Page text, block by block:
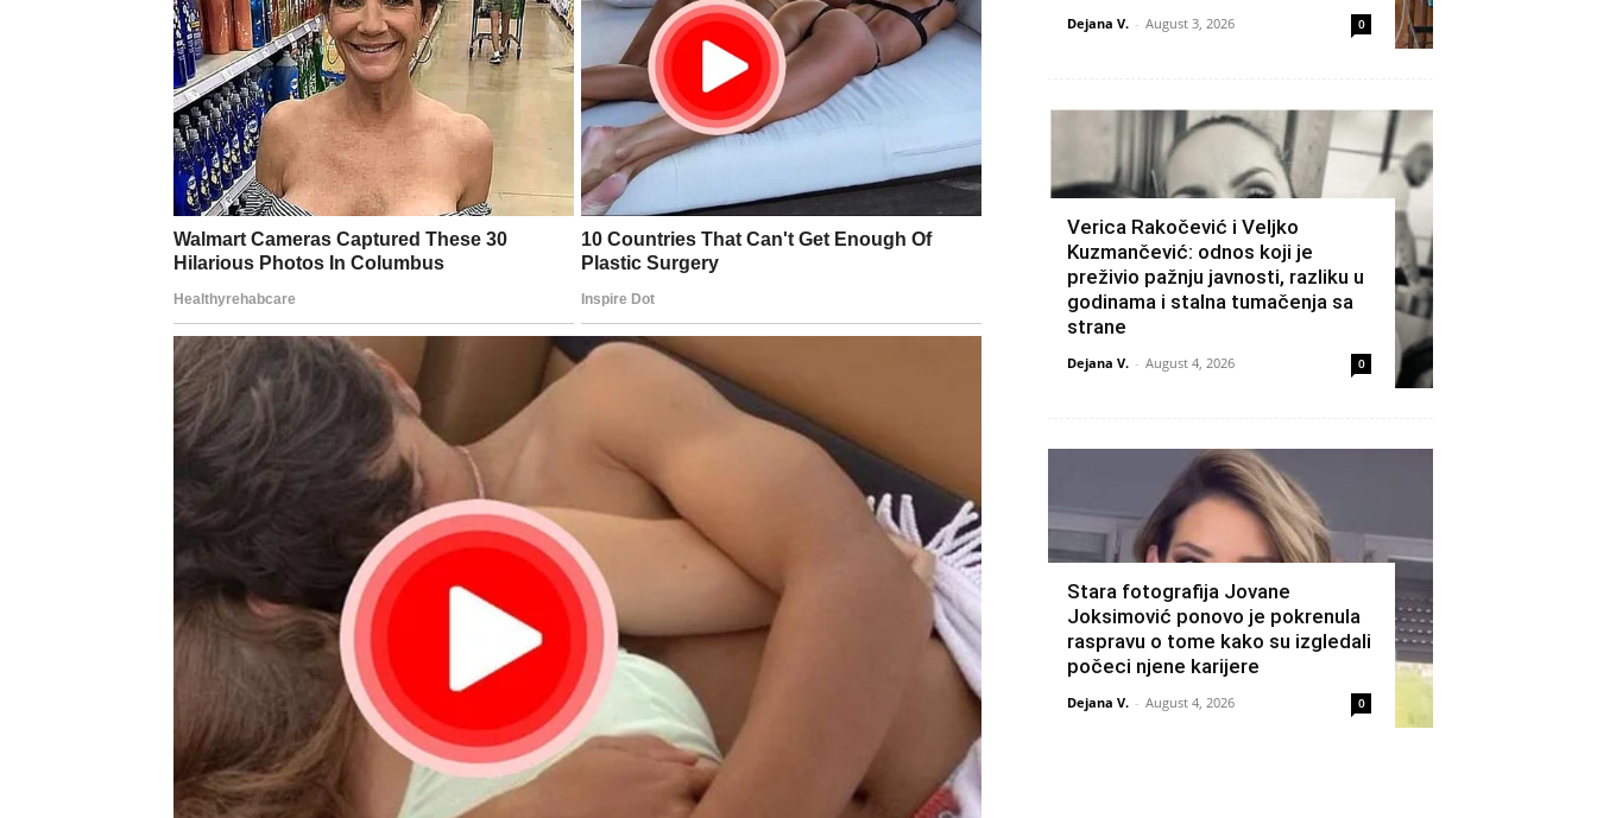
Dejana V. - August 3, 2026 0
Verica Rakočević i Veljko
Kuzmančević: odnos koji je
preživio pažnju javnosti, razliku u
godinama i stalna tumačenja sa
strane
Dejana V. - August 4, 2026 0
Stara fotografija Jovane
Joksimović ponovo je pokrenula
raspravu o tome kako su izgledali
počeci njene karijere
Dejana V. - August 4, 2026 0